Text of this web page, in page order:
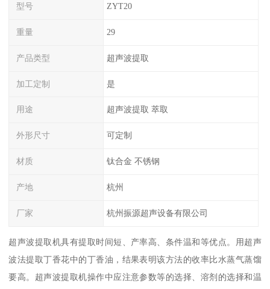
型号 ZYT20
重量 29
产品类型 超声波提取
加工定制 是
用途 超声波提取 萃取
外形尺寸 可定制
材质 钛合金 不锈钢
产地 杭州
厂家 杭州振源超声设备有限公司
超声波提取机具有提取时间短、产率高、条件温和等优点。用超声
波法提取丁香花中的丁香油，结果表明该方法的收率比水蒸气蒸馏
要高。超声波提取机操作中应注意参数等的选择、溶剂的选择和温